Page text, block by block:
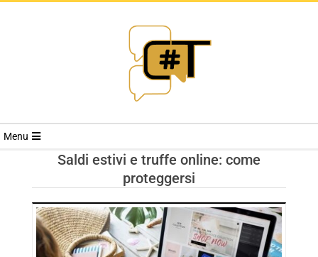
RIVISTA
TRENDS
Menu
Saldi estivi e truffe online: come
proteggersi